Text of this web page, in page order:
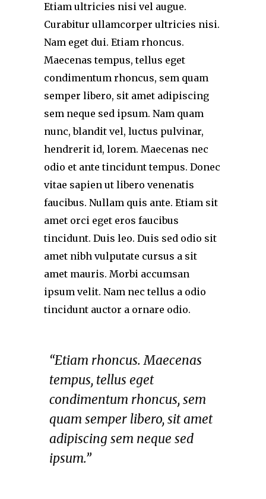
Etiam ultricies nisi vel augue.
Curabitur ullamcorper ultricies nisi.
Nam eget dui. Etiam rhoncus.
Maecenas tempus, tellus eget
condimentum rhoncus, sem quam
semper libero, sit amet adipiscing
sem neque sed ipsum. Nam quam
nunc, blandit vel, luctus pulvinar,
hendrerit id, lorem. Maecenas nec
odio et ante tincidunt tempus. Donec
vitae sapien ut libero venenatis
faucibus. Nullam quis ante. Etiam sit
amet orci eget eros faucibus
tincidunt. Duis leo. Duis sed odio sit
amet nibh vulputate cursus a sit
amet mauris. Morbi accumsan
ipsum velit. Nam nec tellus a odio
tincidunt auctor a ornare odio.
“Etiam rhoncus. Maecenas
tempus, tellus eget
condimentum rhoncus, sem
quam semper libero, sit amet
adipiscing sem neque sed
ipsum.”